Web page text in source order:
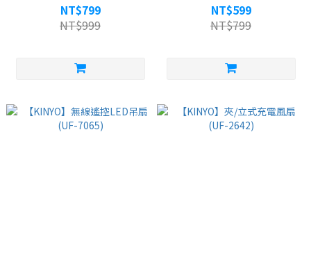
NT$799
NT$999
NT$599
NT$799